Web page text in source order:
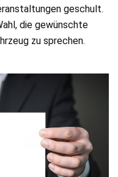
geschult.
die gewünschte
zu sprechen.